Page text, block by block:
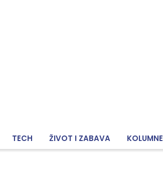
TECH ŽIVOT I ZABAVA KOLUMNE